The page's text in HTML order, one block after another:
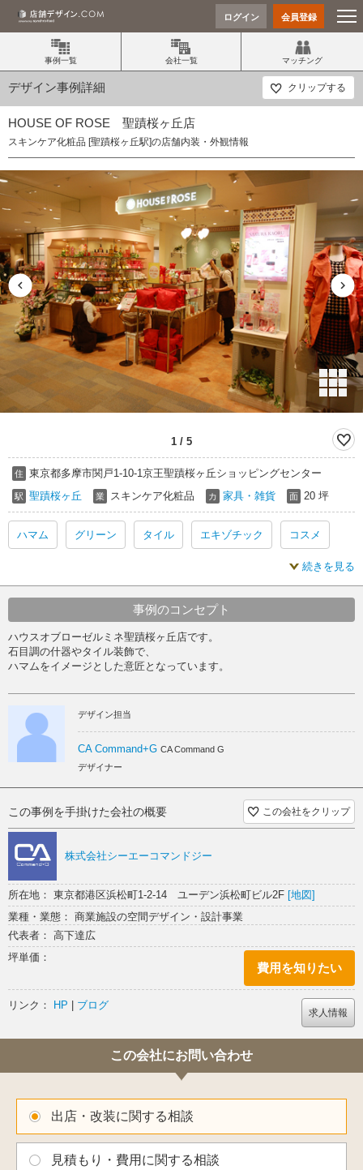
ログイン 会員登録
事例一覧 会社一覧 マッチング
デザイン事例詳細 クリップする
HOUSE OF ROSE 聖蹟桜ヶ丘店
スキンケア化粧品 [聖蹟桜ヶ丘駅]の店舗内装・外観情報
1 / 5
住 東京都多摩市関戸1-10-1京王聖蹟桜ヶ丘ショッピングセンター
駅 聖蹟桜ヶ丘 業 スキンケア化粧品 カ 家具・雑貨 面 20 坪
ハマム グリーン タイル エキゾチック コスメ
続きを見る
事例のコンセプト
ハウスオブローゼルミネ聖蹟桜ヶ丘店です。
石目調の什器やタイル装飾で、
ハマムをイメージとした意匠となっています。
デザイン担当
CA Command+G CA Command G
デザイナー
この事例を手掛けた会社の概要 この会社をクリップ
株式会社シーエーコマンドジー
所在地： 東京都港区浜松町1-2-14 ユーデン浜松町ビル2F [地図]
業種・業態： 商業施設の空間デザイン・設計事業
代表者： 高下達広
坪単価：
費用を知りたい
リンク： HP | ブログ
求人情報
この会社にお問い合わせ
出店・改装に関する相談
見積もり・費用に関する相談